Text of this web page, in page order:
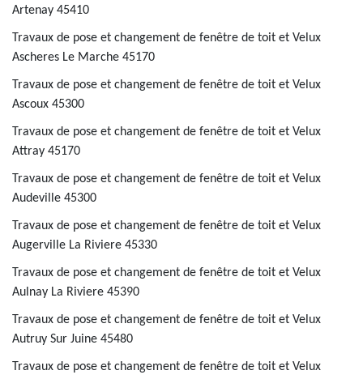
Artenay 45410
Travaux de pose et changement de fenêtre de toit et Velux
Ascheres Le Marche 45170
Travaux de pose et changement de fenêtre de toit et Velux
Ascoux 45300
Travaux de pose et changement de fenêtre de toit et Velux
Attray 45170
Travaux de pose et changement de fenêtre de toit et Velux
Audeville 45300
Travaux de pose et changement de fenêtre de toit et Velux
Augerville La Riviere 45330
Travaux de pose et changement de fenêtre de toit et Velux
Aulnay La Riviere 45390
Travaux de pose et changement de fenêtre de toit et Velux
Autruy Sur Juine 45480
Travaux de pose et changement de fenêtre de toit et Velux